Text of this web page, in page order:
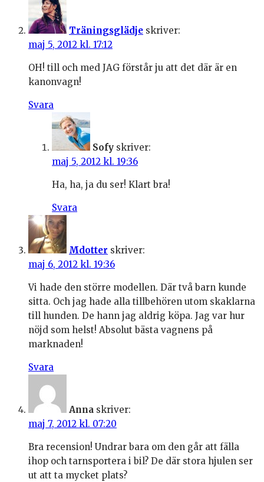
Träningsglädje skriver:
maj 5, 2012 kl. 17:12
OH! till och med JAG förstår ju att det där är en
kanonvagn!
Svara
Sofy skriver:
maj 5, 2012 kl. 19:36
Ha, ha, ja du ser! Klart bra!
Svara
Mdotter skriver:
maj 6, 2012 kl. 19:36
Vi hade den större modellen. Där två barn kunde
sitta. Och jag hade alla tillbehören utom skaklarna
till hunden. De hann jag aldrig köpa. Jag var hur
nöjd som helst! Absolut bästa vagnens på
marknaden!
Svara
Anna skriver:
maj 7, 2012 kl. 07:20
Bra recension! Undrar bara om den går att fälla
ihop och tarnsportera i bil? De där stora hjulen ser
ut att ta mycket plats?